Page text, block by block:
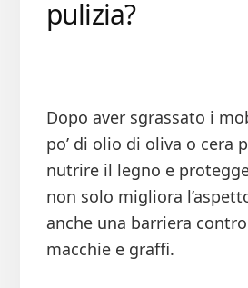
pulizia?
Dopo aver sgrassato i
po’ di olio di oliva o cera
nutrire il legno e
non solo migliora
anche una barriera
macchie e graffi.